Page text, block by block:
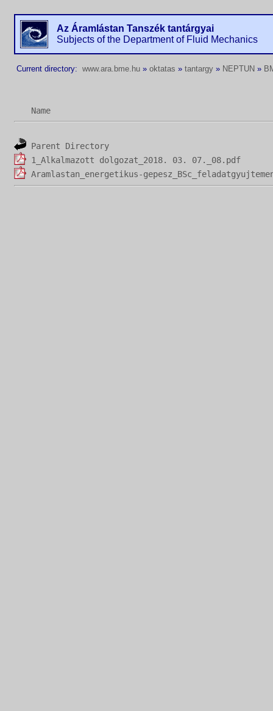
Az Áramlástan Tanszék tantárgyai
Subjects of the Department of Fluid Mechanics
Current directory: www.ara.bme.hu » oktatas » tantargy » NEPTUN »
Name
Parent Directory
1_Alkalmazott dolgozat_2018. 03. 07._08.pdf
Aramlastan_energetikus-